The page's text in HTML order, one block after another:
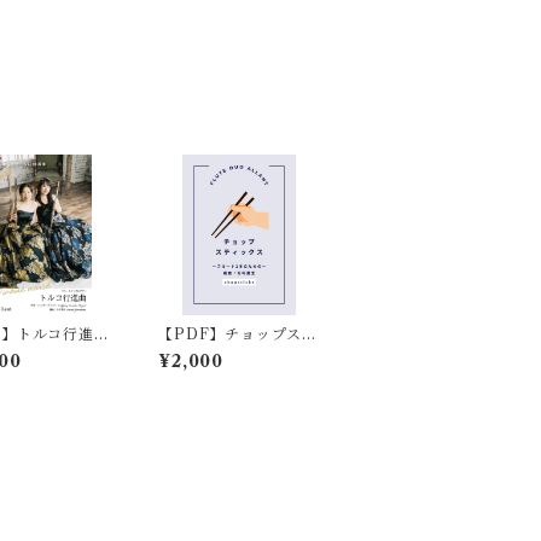
トルコ行進曲
モーツァル
編曲:山中惇史
【PDF】チョップステ
ィックス (2Fl) 編曲:松
崎国生
¥2,000